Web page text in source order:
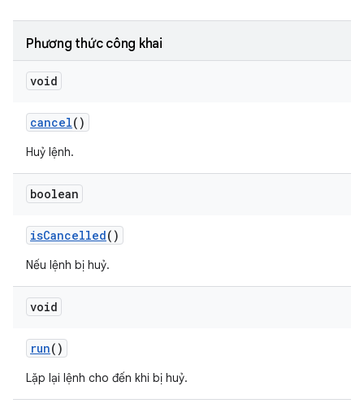
Phương thức công khai
void
cancel()
Huỷ lệnh.
boolean
isCancelled()
Nếu lệnh bị huỷ.
void
run()
Lặp lại lệnh cho đến khi bị huỷ.